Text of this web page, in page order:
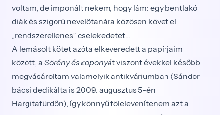
voltam, de imponált nekem, hogy lám: egy bentlakó
diák és szigorú nevelőtanára közösen követ el
„rendszerellenes” cselekedetet...
A lemásolt kötet azóta elkeveredett a papírjaim
között, a Sörény és koponyát viszont évekkel később
megvásároltam valamelyik antikváriumban (Sándor
bácsi dedikálta is 2009. augusztus 5-én
Hargitafürdőn), így könnyű fölelevenítenem azt a